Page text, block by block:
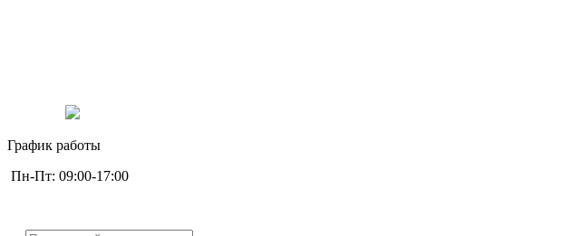
График работы
Пн-Пт: 09:00-17:00